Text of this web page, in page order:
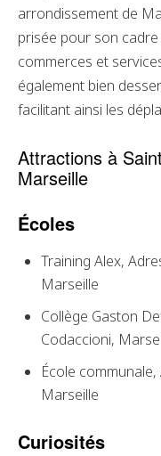
arrondissement de
prisée pour son
commerces et
également bien
facilitant ainsi les
Attractions à
Marseille
Écoles
Training Alex,
Marseille
Collège Gaston
Codaccioni,
École
Marseille
Curiosités